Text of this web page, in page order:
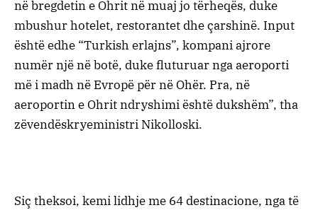
në bregdetin e Ohrit në muaj jo tërheqës, duke
mbushur hotelet, restorantet dhe çarshinë. Input
është edhe “Turkish erlajns”, kompani ajrore
numër një në botë, duke fluturuar nga aeroporti
më i madh në Evropë për në Ohër. Pra, në
aeroportin e Ohrit ndryshimi është dukshëm”, tha
zëvendëskryeministri Nikolloski.
Siç theksoi, kemi lidhje me 64 destinacione, nga të